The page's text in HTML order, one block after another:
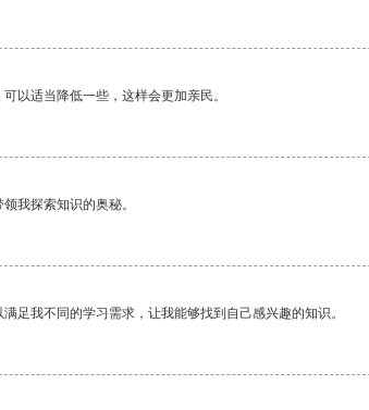
以适当降低一些，这样会更加亲民。
我探索知识的奥秘。
足我不同的学习需求，让我能够找到自己感兴趣的知识。